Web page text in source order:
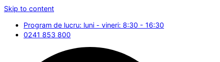
Skip to content
Program de lucru: luni - vineri: 8:30 - 16:30
0241 853 800